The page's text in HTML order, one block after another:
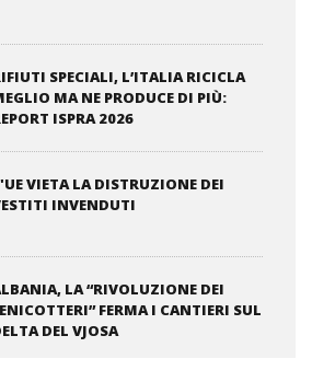
SPECIALI, L’ITALIA RICICLA
MA NE PRODUCE DI PIÙ:
ISPRA 2026
VIETA LA DISTRUZIONE DEI
INVENDUTI
LA “RIVOLUZIONE DEI
FERMA I CANTIERI SUL
DEL VJOSA